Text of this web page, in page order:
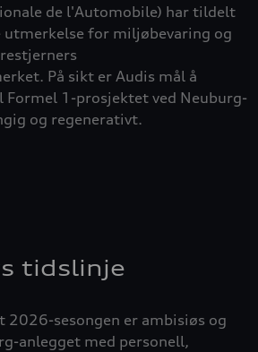
de l'Automobile) har tildelt
utmerkelse for miljøbevaring og
På sikt er Audis mål å
Formel 1-prosjektet ved Neuburg-
og regenerativt.
tidslinje
2026-sesongen er ambisiøs og
anlegget med personell,